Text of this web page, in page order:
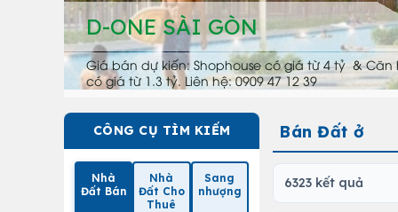
D-ONE SÀI GÒN
Giá bán dự kiến: Shophouse có giá từ 4 tỷ & Căn
có giá từ 1.3 tỷ. Liên hệ: 0909 47 12 39
CÔNG CỤ TÌM KIẾM
Nhà
Đất Bán
Nhà
Đất Cho
Thuê
Sang
nhượng
Bán Đất ở
6323 kết quả